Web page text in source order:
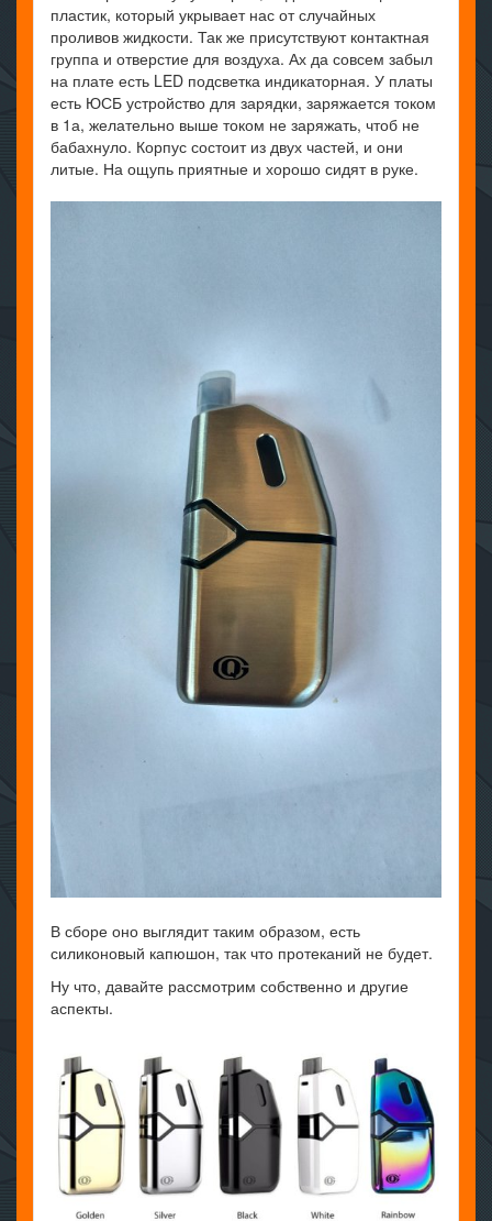
пластик, который укрывает нас от случайных
проливов жидкости. Так же присутствуют контактная
группа и отверстие для воздуха. Ах да совсем забыл
на плате есть LED подсветка индикаторная. У платы
есть ЮСБ устройство для зарядки, заряжается током
в 1а, желательно выше током не заряжать, чтоб не
бабахнуло. Корпус состоит из двух частей, и они
литые. На ощупь приятные и хорошо сидят в руке.
В сборе оно выглядит таким образом, есть
силиконовый капюшон, так что протеканий не будет.
Ну что, давайте рассмотрим собственно и другие
аспекты.